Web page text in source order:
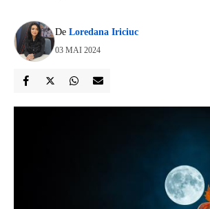
De Loredana Iriciuc
03 MAI 2024